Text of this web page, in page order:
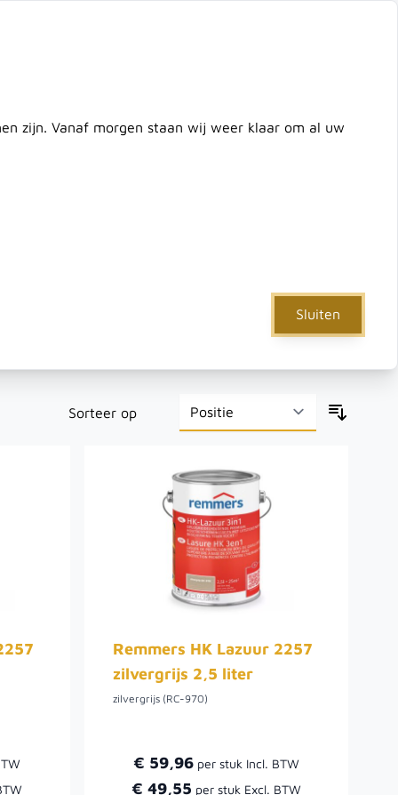
zijn. Vanaf morgen staan wij weer klaar om al uw
Sluiten
Sorteer op
Remmers HK Lazuur 2257
zilvergrijs 2,5 liter
zilvergrijs (RC-970)
€ 59,96
€ 49,55